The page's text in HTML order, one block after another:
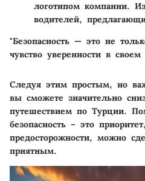
логотипом компании.
водителей,
"Безопасность — это не
чувство уверенности в
Следуя этим простым, но
вы сможете значительно
путешествием по Турции.
безопасность – это
предосторожности, можно
приятным.